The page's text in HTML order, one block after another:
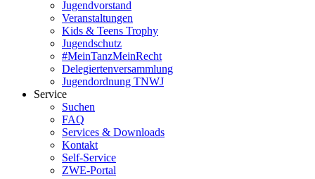
Jugendvorstand
Veranstaltungen
Kids & Teens Trophy
Jugendschutz
#MeinTanzMeinRecht
Delegiertenversammlung
Jugendordnung TNWJ
Service
Suchen
FAQ
Services & Downloads
Kontakt
Self-Service
ZWE-Portal